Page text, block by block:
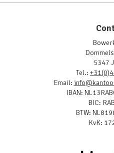
5347
Tel.:
Email:
IBAN:
BIC:
BTW:
KvK: